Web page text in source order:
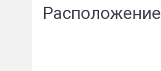
Расположение